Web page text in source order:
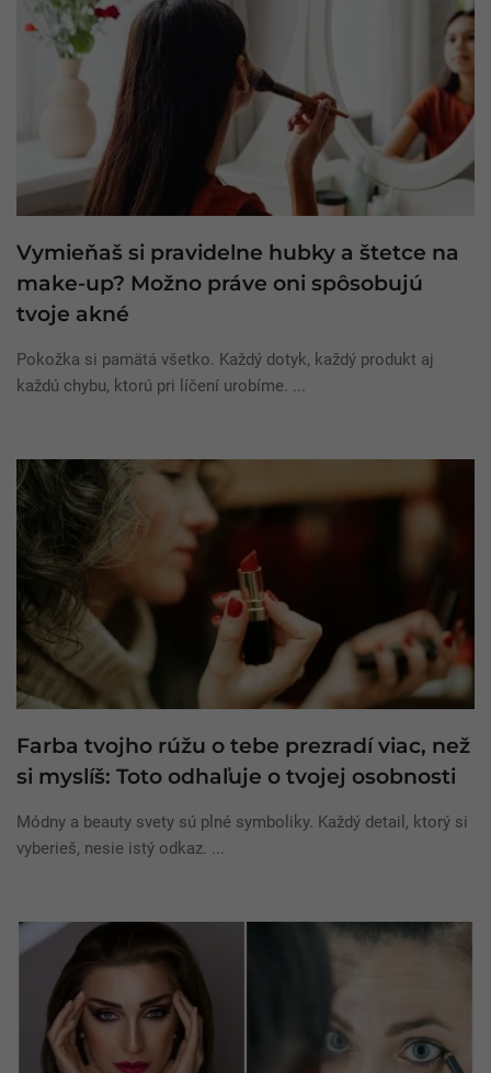
Vymieňaš si pravidelne hubky a štetce na
make-up? Možno práve oni spôsobujú
tvoje akné
Pokožka si pamätá všetko. Každý dotyk, každý produkt aj
každú chybu, ktorú pri líčení urobíme. ...
Farba tvojho rúžu o tebe prezradí viac, než
si myslíš: Toto odhaľuje o tvojej osobnosti
Módny a beauty svety sú plné symboliky. Každý detail, ktorý si
vyberieš, nesie istý odkaz. ...